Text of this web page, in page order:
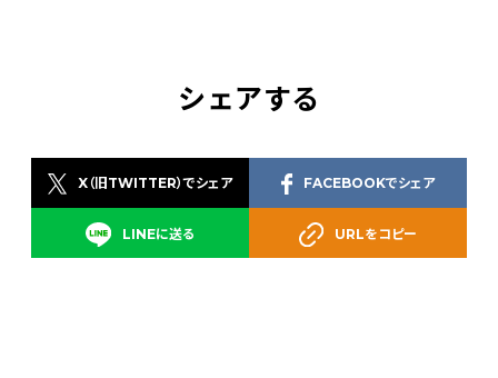
シェアする
X（旧TWITTER）でシェア
LINEに送る
FACEBOOKでシェア
URLをコピー